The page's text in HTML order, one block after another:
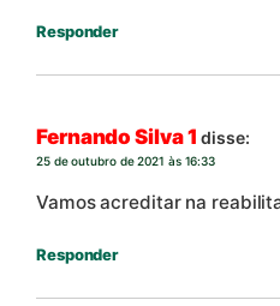
Responder
Fernando Silva 1 disse:
25 de outubro de 2021 às 16:33
Vamos acreditar na
Responder